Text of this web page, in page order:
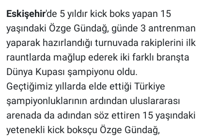
Eskişehir'de 5 yıldır kick boks yapan 15
yaşındaki Özge Gündağ, günde 3 antrenman
yaparak hazırlandığı turnuvada rakiplerini ilk
rauntlarda mağlup ederek iki farklı branşta
Dünya Kupası şampiyonu oldu.
Geçtiğimiz yıllarda elde ettiği Türkiye
şampiyonluklarının ardından uluslararası
arenada da adından söz ettiren 15 yaşındaki
yetenekli kick boksçu Özge Gündağ,
Bilim ve Teknoloji